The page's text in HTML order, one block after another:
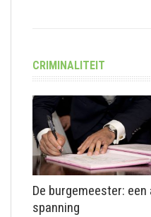
CRIMINALITEIT
De burgemeester:
spanning